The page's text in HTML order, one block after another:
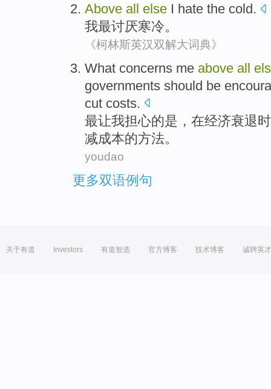
Above all else I hate the cold.
我最讨厌寒冷。
《柯林斯英汉双解大词典》
What concerns me above all
governments should be
cut costs.
最让我担心的是 ， 在经济衰退
减成本的方法。
youdao
更多双语例句
关于有道 Investors 有道智选 官方博客 技术博客 诚聘英才